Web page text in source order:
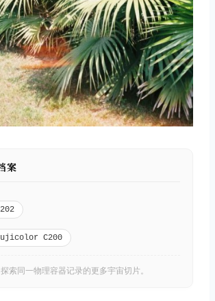
案
C200
索同一物理容器记录的更多宇宙切片。